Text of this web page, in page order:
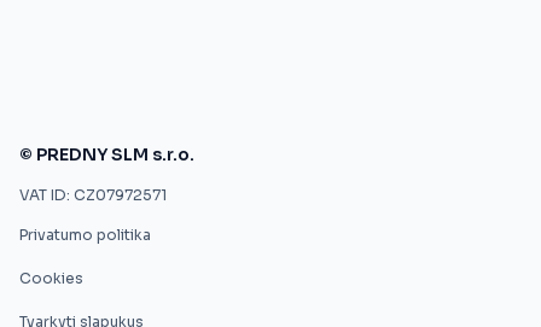
© PREDNY SLM s.r.o.
VAT ID: CZ07972571
Privatumo politika
Cookies
Tvarkyti slapukus